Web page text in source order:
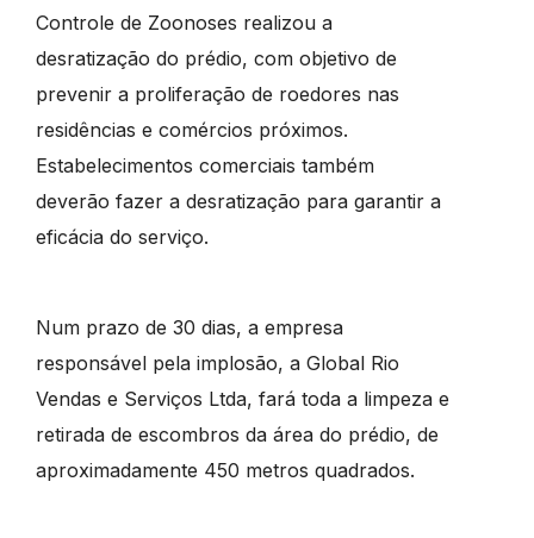
Controle de Zoonoses realizou a
desratização do prédio, com objetivo de
prevenir a proliferação de roedores nas
residências e comércios próximos.
Estabelecimentos comerciais também
deverão fazer a desratização para garantir a
eficácia do serviço.
Num prazo de 30 dias, a empresa
responsável pela implosão, a Global Rio
Vendas e Serviços Ltda, fará toda a limpeza e
retirada de escombros da área do prédio, de
aproximadamente 450 metros quadrados.